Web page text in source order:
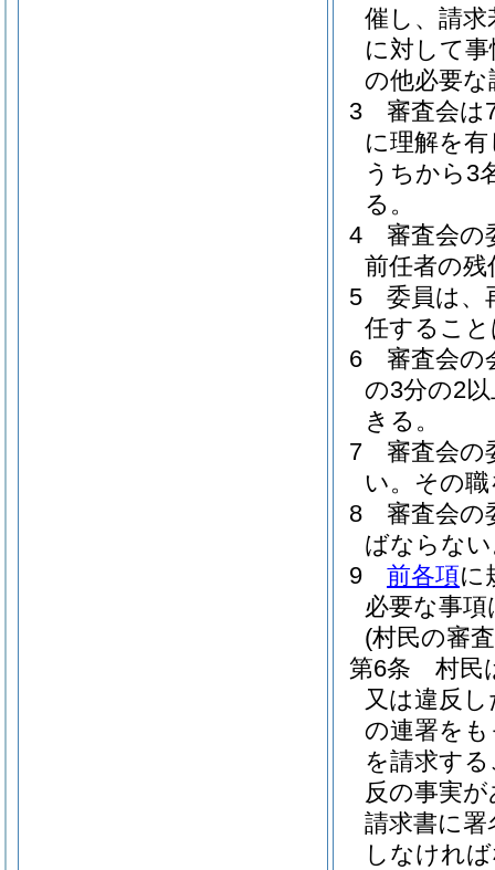
催し、請
に対して
の他必要
3
審査会は
に理解を
うちから3
る。
4
審査会の
前任者の残
5
委員は、
任するこ
6
審査会の
の3分の2
きる。
7
審査会の
い。 その
8
審査会の
ばならな
9
前各項に
必要な事
(村民の審
第6条
村民
又は違反
の連署を
を請求す
反の事実
請求書に署
しなけれ